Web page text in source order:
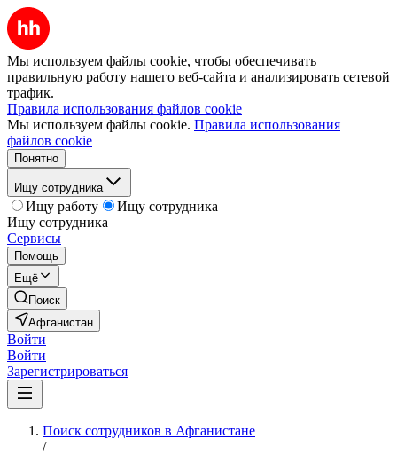
Мы используем файлы cookie, чтобы обеспечивать
правильную работу нашего веб-сайта и анализировать сетевой
трафик.
Правила использования файлов cookie
Мы используем файлы cookie. Правила использования
файлов cookie
Понятно
Ищу сотрудника
Ищу работу
Ищу сотрудника
Ищу сотрудника
Сервисы
Помощь
Ещё
Поиск
Афганистан
Войти
Войти
Зарегистрироваться
Поиск сотрудников в Афганистане
/